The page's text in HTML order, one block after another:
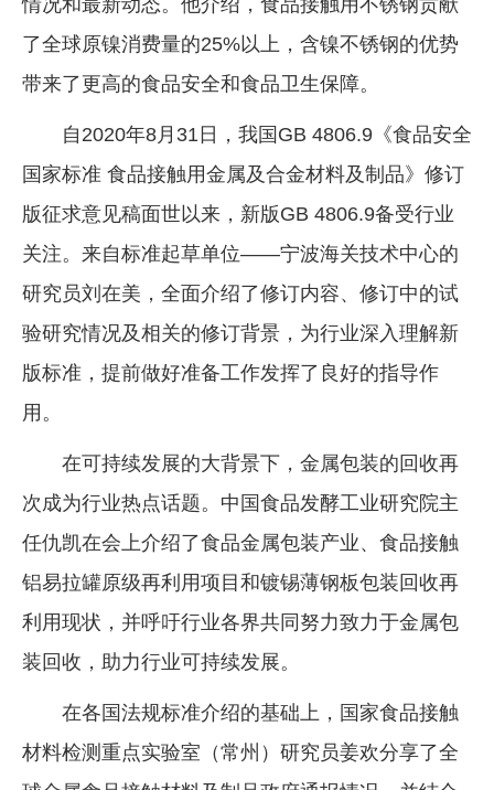
了全球原镍消费量的25%以上，含镍不锈钢的优势
带来了更高的食品安全和食品卫生保障。
自2020年8月31日，我国GB 4806.9《食品安全
国家标准 食品接触用金属及合金材料及制品》修订
版征求意见稿面世以来，新版GB 4806.9备受行业
关注。来自标准起草单位——宁波海关技术中心的
研究员刘在美，全面介绍了修订内容、修订中的试
验研究情况及相关的修订背景，为行业深入理解新
版标准，提前做好准备工作发挥了良好的指导作
用。
在可持续发展的大背景下，金属包装的回收再
次成为行业热点话题。中国食品发酵工业研究院主
任仇凯在会上介绍了食品金属包装产业、食品接触
铝易拉罐原级再利用项目和镀锡薄钢板包装回收再
利用现状，并呼吁行业各界共同努力致力于金属包
装回收，助力行业可持续发展。
在各国法规标准介绍的基础上，国家食品接触
材料检测重点实验室（常州）研究员姜欢分享了全